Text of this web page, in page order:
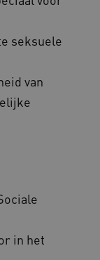
seksuele
van
in het